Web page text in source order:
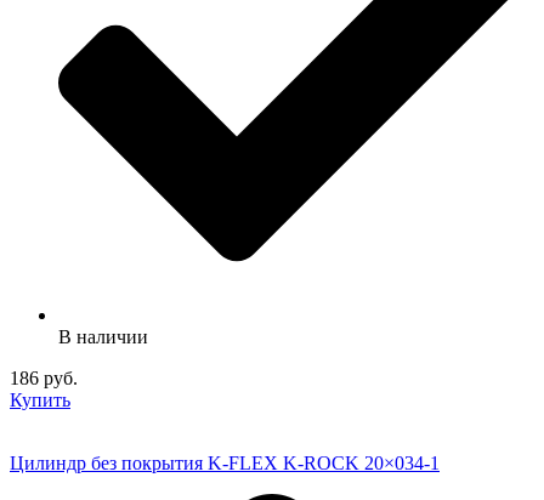
В наличии
186 руб.
Купить
Цилиндр без покрытия K-FLEX K-ROCK 20×034-1